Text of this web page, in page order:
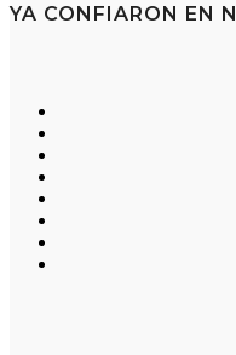
YA CONFIARON EN